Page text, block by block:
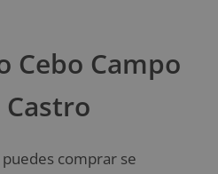
Cebo Campo
comprar se